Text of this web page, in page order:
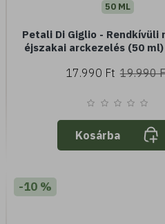
50 ML
Petali Di Giglio - Rendkívüli
éjszakai arckezelés (50
17.990 Ft 19.990
Kosárba
-10 %